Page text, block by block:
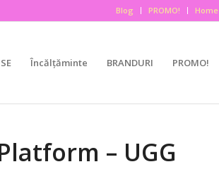
Blog PROMO! Home
Încălțăminte BRANDURI PROMO!
– UGG